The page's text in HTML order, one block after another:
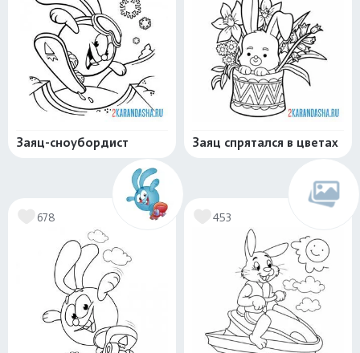
Заяц-сноубордист Заяц спрятался в цветах
678 453